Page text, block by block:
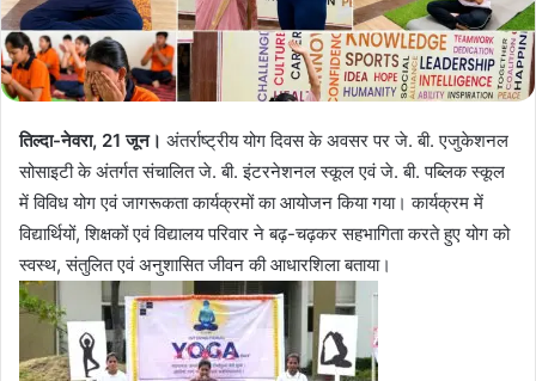
तिल्दा-नेवरा, 21 जून। अंतर्राष्ट्रीय योग दिवस के अवसर पर जे. बी. एजुकेशनल
सोसाइटी के अंतर्गत संचालित जे. बी. इंटरनेशनल स्कूल एवं जे. बी. पब्लिक स्कूल
में विविध योग एवं जागरूकता कार्यक्रमों का आयोजन किया गया। कार्यक्रम में
विद्यार्थियों, शिक्षकों एवं विद्यालय परिवार ने बढ़-चढ़कर सहभागिता करते हुए योग को
स्वस्थ, संतुलित एवं अनुशासित जीवन की आधारशिला बताया।